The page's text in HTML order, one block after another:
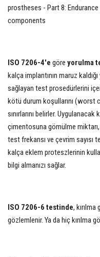
prostheses - Part 8:
components
ISO 7206-4'e göre yorulma
kalça implantının maruz
sağlayan test prosedürlerini
kötü durum koşullarını (worst
sınırlarını belirler.
çimentosuna gömülme
test frekansı ve çevrim sayısı
kalça eklem proteszlerinin
bilgi almanızı sağlar.
ISO 7206-6 testinde,
gözlemlenir. Ya da hiç kırılma